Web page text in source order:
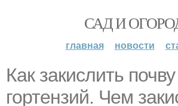
САД И
главная новости
Как закислить
гортензий. Чем